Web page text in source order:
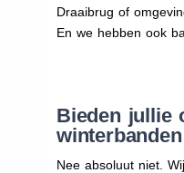
Draaibrug of
En we hebben ook
Bieden jullie
Nee absoluut niet.